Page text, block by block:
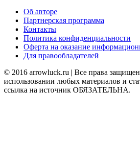
Об авторе
Партнерская программа
Контакты
Политика конфиденциальности
Оферта на оказание
Для правообладателей
© 2016 arrowluck.ru | Все права
использовании любых материалов и
ссылка на источник ОБЯЗАТЕЛЬНА.